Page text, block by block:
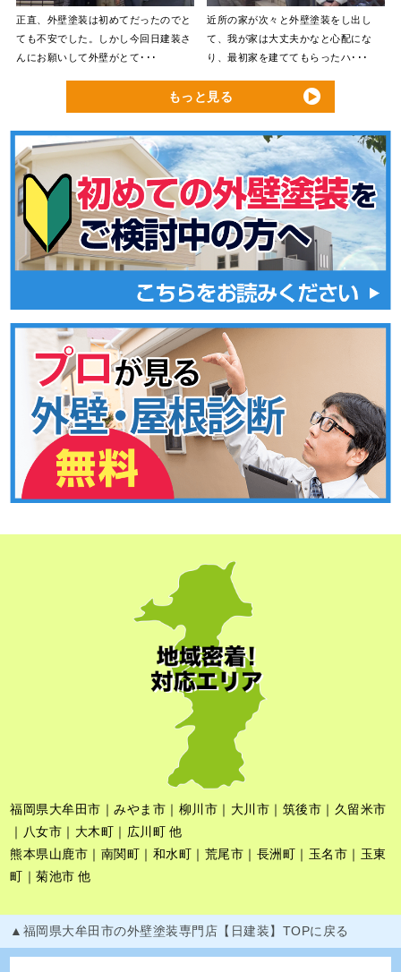
正直、外壁塗装は初めてだったのでと
ても不安でした。しかし今回日建装さ
んにお願いして外壁がとて･･･
近所の家が次々と外壁塗装をし出し
て、我が家は大丈夫かなと心配にな
り、最初家を建ててもらったハ･･･
もっと見る
福岡県大牟田市｜みやま市｜柳川市｜大川市｜筑後市｜久留米市
｜八女市｜大木町｜広川町 他
熊本県山鹿市｜南関町｜和水町｜荒尾市｜長洲町｜玉名市｜玉東
町｜菊池市 他
▲福岡県大牟田市の外壁塗装専門店【日建装】TOPに戻る